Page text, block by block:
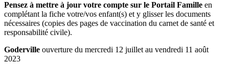
Pensez à mettre à jour votre compte sur le Portail Famille en
complétant la fiche votre/vos enfant(s) et y glisser les documents
nécessaires (copies des pages de vaccination du carnet de santé et
responsabilité civile).
Goderville ouverture du mercredi 12 juillet au vendredi 11 août
2023